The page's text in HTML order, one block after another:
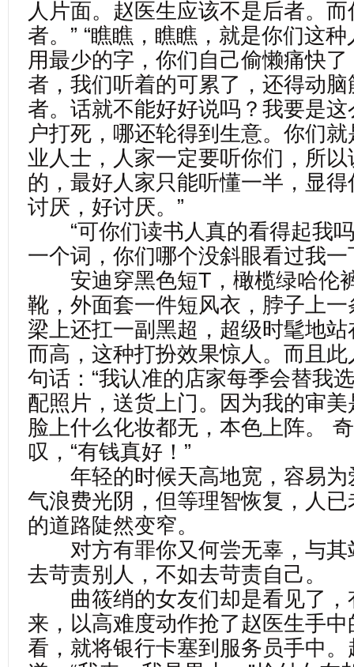
人片面。赵医生应该不是后者。
者。” “瞧瞧，瞧瞧，就是你们这
用最少的字，你们自己偷懒痛快
者，我们听着的可累了，还得动
者。话就不能好好说吗？我要是
户打死，哪还轮得到生意。你们
业人士，人家一定要听你们，所
的，最好人家只能听懂一半，显
讨厌，好讨厌。”
“可你们读书人真的看得起我
一个词，你们哪个没斜眼看过我一
安迪穿黑色短T，橄榄绿哈伦
靴，外面套一件短风衣，脖子上
梁上还扛一副黑超，超级时髦地
而高，这种打扮效果惊人。而且
句话：“我认准的店家每季会替我
配照片，送货上门。因为我的审美
脸上什么化妆都无，本色上阵。
叹，“有钱真好！”
年轻的时候天高地宽，容易为
气浪费光阴，但等理智恢复，人
的道路陡然变窄。
对方有罪你又何尝无辜，与其
去苛责别人，不如去苛责自己。
曲筱绡的女友们却是看见了，
来，以高难度动作抢了赵医生手
看，就将银行卡塞到服务员手中。